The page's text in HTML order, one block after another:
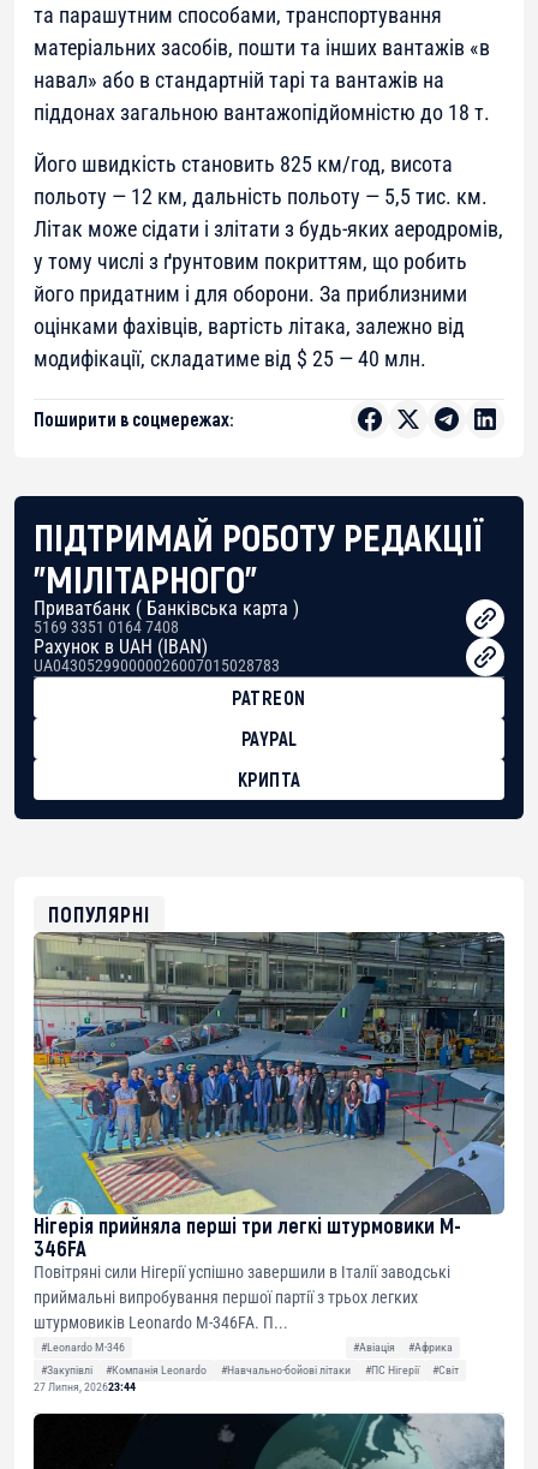
та парашутним способами, транспортування
матеріальних засобів, пошти та інших вантажів «в
навал» або в стандартній тарі та вантажів на
піддонах загальною вантажопідйомністю до 18 т.
Його швидкість становить 825 км/год, висота
польоту — 12 км, дальність польоту — 5,5 тис. км.
Літак може сідати і злітати з будь-яких аеродромів,
у тому числі з ґрунтовим покриттям, що робить
його придатним і для оборони. За приблизними
оцінками фахівців, вартість літака, залежно від
модифікації, складатиме від $ 25 — 40 млн.
Поширити в соцмережах:
ПІДТРИМАЙ РОБОТУ РЕДАКЦІЇ
"МІЛІТАРНОГО"
Приватбанк ( Банківська карта )
5169 3351 0164 7408
Рахунок в UAH (IBAN)
UA043052990000026007015028783
PATREON
PAYPAL
КРИПТА
0xfD02863D3289416fcF50975c9DFda13623f97758
ПОПУЛЯРНІ
Нігерія прийняла перші три легкі штурмовики M-
346FA
Повітряні сили Нігерії успішно завершили в Італії заводські
приймальні випробування першої партії з трьох легких
штурмовиків Leonardo M-346FA. П...
#Leonardo M-346 #Авіація
#Африка
#Закупівлі
#Компанія Leonardo #Навчально-бойові літаки #ПС Нігерії
#Світ
27 Липня, 202623:44